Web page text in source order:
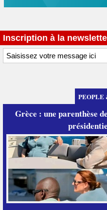
Inscription à la
PEOPLE
Grèce : une parenthèse